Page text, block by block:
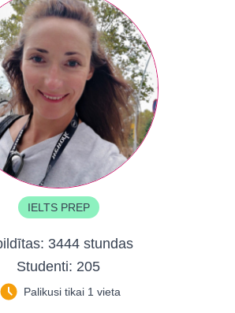
IELTS PREP
3444 stundas
Studenti: 205
Palikusi tikai 1 vieta